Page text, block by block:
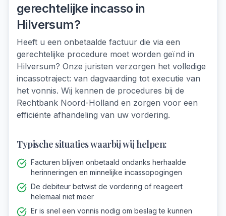
gerechtelijke incasso in
Hilversum?
Heeft u een onbetaalde factuur die via een
gerechtelijke procedure moet worden geïnd in
Hilversum? Onze juristen verzorgen het volledige
incassotraject: van dagvaarding tot executie van
het vonnis. Wij kennen de procedures bij de
Rechtbank Noord-Holland en zorgen voor een
efficiënte afhandeling van uw vordering.
Typische situaties waarbij wij helpen:
Facturen blijven onbetaald ondanks herhaalde
herinneringen en minnelijke incassopogingen
De debiteur betwist de vordering of reageert
helemaal niet meer
Er is snel een vonnis nodig om beslag te kunnen